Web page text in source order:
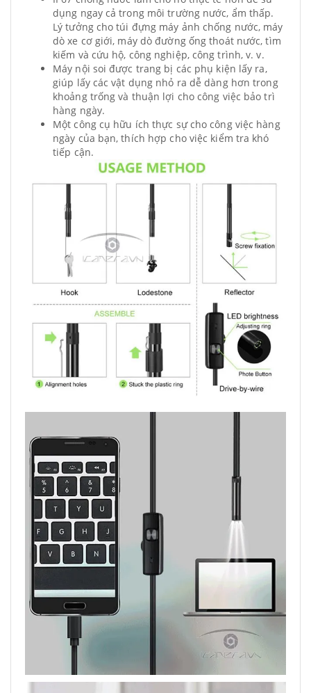
dụng ngay cả trong môi trường nước, ẩm thấp.
Lý tưởng cho túi đựng máy ảnh chống nước, máy
dò xe cơ giới, máy dò đường ống thoát nước, tìm
kiếm và cứu hộ, công nghiệp, công trình, v. v.
Máy nội soi được trang bị các phụ kiện lấy ra,
giúp lấy các vật dụng nhỏ ra dễ dàng hơn trong
khoảng trống và thuận lợi cho công việc bảo trì
hàng ngày.
Một công cụ hữu ích thực sự cho công việc hàng
ngày của bạn, thích hợp cho việc kiểm tra khó
tiếp cận.